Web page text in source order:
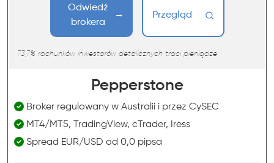
Odwiedź
brokera
Przegląd
73,7% rachunków inwestorów detalicznych traci pieniądze
Pepperstone
Broker regulowany w Australii i przez CySEC
MT4/MT5, TradingView, cTrader, Iress
Spread EUR/USD od 0,0 pipsa